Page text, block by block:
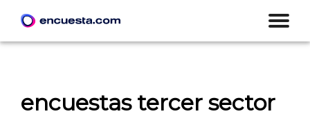
encuestas tercer sector